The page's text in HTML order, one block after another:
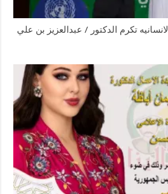
تكرم الدكتور / عبدالعزيز بن علي